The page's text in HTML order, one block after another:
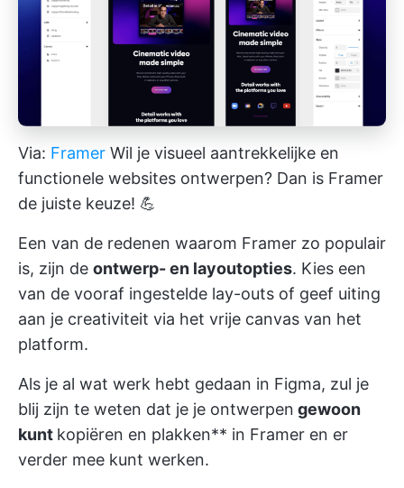
Via: Framer Wil je visueel aantrekkelijke en
functionele websites ontwerpen? Dan is Framer
de juiste keuze! 💪
Een van de redenen waarom Framer zo populair
is, zijn de ontwerp- en layoutopties. Kies een
van de vooraf ingestelde lay-outs of geef uiting
aan je creativiteit via het vrije canvas van het
platform.
Als je al wat werk hebt gedaan in Figma, zul je
blij zijn te weten dat je je ontwerpen gewoon
kunt kopiëren en plakken** in Framer en er
verder mee kunt werken.